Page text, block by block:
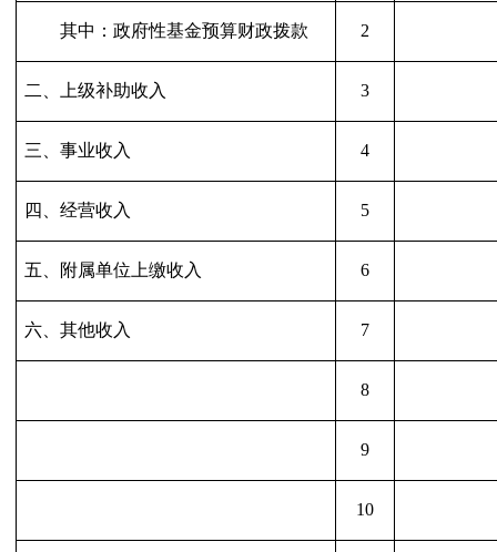
其中：政府性基金预算财政拨款 2
二、上级补助收入 3
三、事业收入 4
四、经营收入 5
五、附属单位上缴收入 6
六、其他收入 7
8
9
10